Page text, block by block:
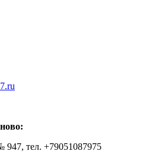
тел. +79051087975